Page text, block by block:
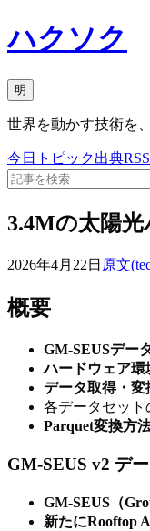
ハクソク
明
世界を動かす技術を
今日 トピック出典RSS
3.4Mの太陽
2026年4月22日 原文(
概要
GM-SEUSデー
ハードウェア環
データ取得・変
各データセット
Parquet変換方
GM-SEUS v2 デ
GM-SEUS（
新たにRooftop